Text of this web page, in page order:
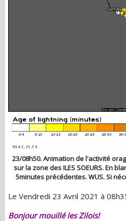
23/08h50. Animation de l'activité
sur la zone des ILES SOEURS. En
5minutes précédentes. WUS. Si
Le Vendredi 23 Avril 2021 à
Bonjour mouillé les Zilois!